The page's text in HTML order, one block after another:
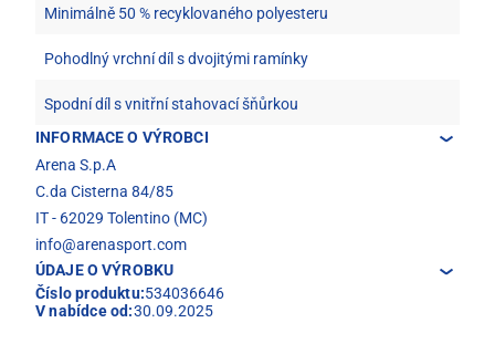
Minimálně 50 % recyklovaného polyesteru
Pohodlný vrchní díl s dvojitými ramínky
Spodní díl s vnitřní stahovací šňůrkou
INFORMACE O VÝROBCI
Arena S.p.A
C.da Cisterna 84/85
IT - 62029 Tolentino (MC)
info@arenasport.com
ÚDAJE O VÝROBKU
Číslo produktu:534036646
V nabídce od:30.09.2025